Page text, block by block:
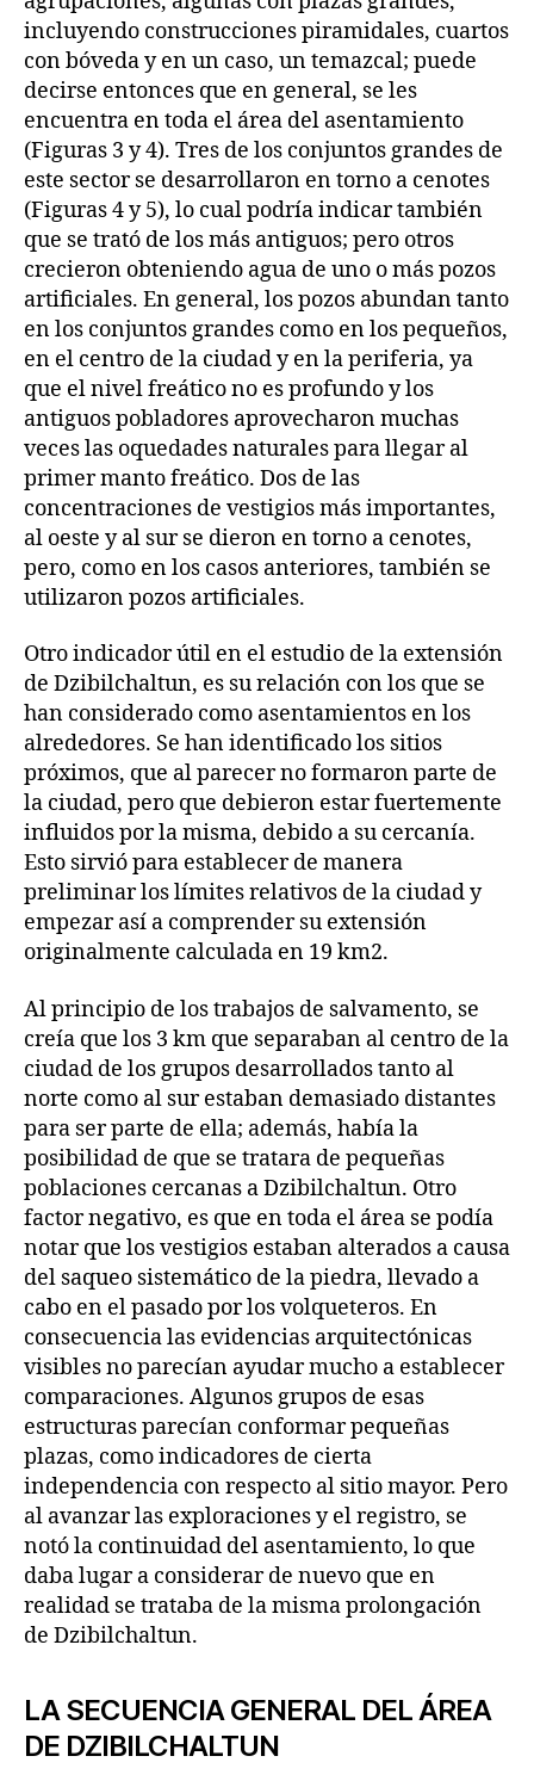
incluyendo construcciones piramidales, cuartos
con bóveda y en un caso, un temazcal; puede
decirse entonces que en general, se les
encuentra en toda el área del asentamiento
(Figuras 3 y 4). Tres de los conjuntos grandes de
este sector se desarrollaron en torno a cenotes
(Figuras 4 y 5), lo cual podría indicar también
que se trató de los más antiguos; pero otros
crecieron obteniendo agua de uno o más pozos
artificiales. En general, los pozos abundan tanto
en los conjuntos grandes como en los pequeños,
en el centro de la ciudad y en la periferia, ya
que el nivel freático no es profundo y los
antiguos pobladores aprovecharon muchas
veces las oquedades naturales para llegar al
primer manto freático. Dos de las
concentraciones de vestigios más importantes,
al oeste y al sur se dieron en torno a cenotes,
pero, como en los casos anteriores, también se
utilizaron pozos artificiales.
Otro indicador útil en el estudio de la extensión
de Dzibilchaltun, es su relación con los que se
han considerado como asentamientos en los
alrededores. Se han identificado los sitios
próximos, que al parecer no formaron parte de
la ciudad, pero que debieron estar fuertemente
influidos por la misma, debido a su cercanía.
Esto sirvió para establecer de manera
preliminar los límites relativos de la ciudad y
empezar así a comprender su extensión
originalmente calculada en 19 km2.
Al principio de los trabajos de salvamento, se
creía que los 3 km que separaban al centro de la
ciudad de los grupos desarrollados tanto al
norte como al sur estaban demasiado distantes
para ser parte de ella; además, había la
posibilidad de que se tratara de pequeñas
poblaciones cercanas a Dzibilchaltun. Otro
factor negativo, es que en toda el área se podía
notar que los vestigios estaban alterados a causa
del saqueo sistemático de la piedra, llevado a
cabo en el pasado por los volqueteros. En
consecuencia las evidencias arquitectónicas
visibles no parecían ayudar mucho a establecer
comparaciones. Algunos grupos de esas
estructuras parecían conformar pequeñas
plazas, como indicadores de cierta
independencia con respecto al sitio mayor. Pero
al avanzar las exploraciones y el registro, se
notó la continuidad del asentamiento, lo que
daba lugar a considerar de nuevo que en
realidad se trataba de la misma prolongación
de Dzibilchaltun.
LA SECUENCIA GENERAL DEL ÁREA
DE DZIBILCHALTUN